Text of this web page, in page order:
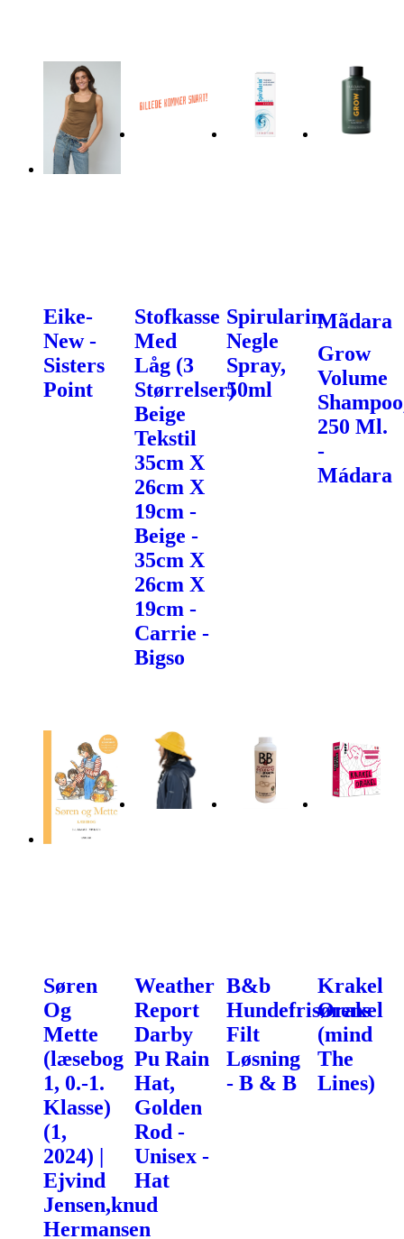
Eike-
New -
Sisters
Point
Stofkasse
Med
Låg (3
Størrelser)
Beige
Tekstil
35cm X
26cm X
19cm -
Beige -
35cm X
26cm X
19cm -
Carrie -
Bigso
Spirularin
Negle
Spray,
50ml
Mãdara
Grow
Volume
250 Ml.
-
Mádara
Søren
Og
Mette
(læsebog
1, 0.-1.
Klasse)
(1,
2024) |
Ejvind
Jensen,knud
Hermansen
Weather
Report
Darby
Pu Rain
Hat,
Golden
Rod -
Unisex -
Hat
B&b
Hundefrisørens
Filt
Løsning
- B & B
Krakel
Orakel
(mind
The
Lines)